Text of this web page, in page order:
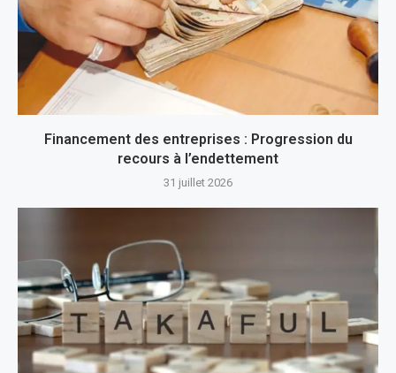
Financement des entreprises : Progression du
recours à l’endettement
31 juillet 2026